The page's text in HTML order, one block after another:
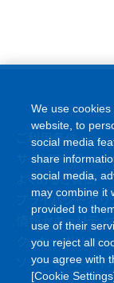
ご利用条件
サイトマップ
よくあるご質問
プライバシーポリ
情報セキュリテ
クッキーポリシー
ソーシャルメデ
We use
website, to
social media
share
social media,
may combine it
provided to
use of their
you reject all
you agree with
[Cookie